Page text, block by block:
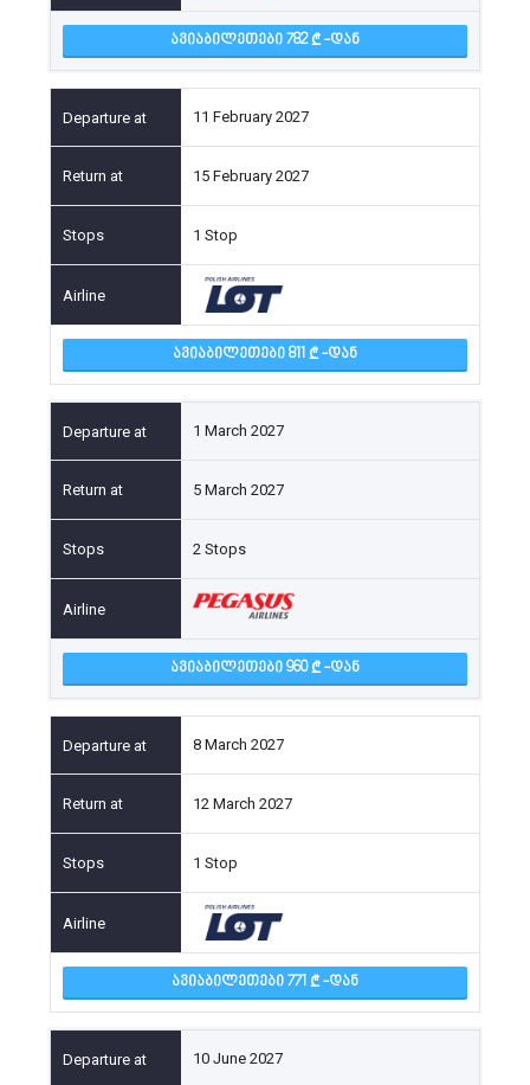
ᲐᲕᲘᲐᲑᲘᲚᲔᲗᲔᲑᲘ 782 -ᲓᲐᲜ
11 February 2027
15 February 2027
1 Stop
ᲐᲕᲘᲐᲑᲘᲚᲔᲗᲔᲑᲘ 811 -ᲓᲐᲜ
1 March 2027
5 March 2027
2 Stops
ᲐᲕᲘᲐᲑᲘᲚᲔᲗᲔᲑᲘ 960 -ᲓᲐᲜ
8 March 2027
12 March 2027
1 Stop
ᲐᲕᲘᲐᲑᲘᲚᲔᲗᲔᲑᲘ 771 -ᲓᲐᲜ
10 June 2027